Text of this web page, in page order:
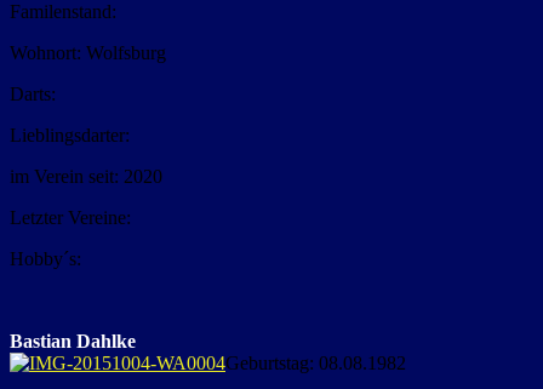
Familenstand:
Wohnort: Wolfsburg
Darts:
Lieblingsdarter:
im Verein seit: 2020
Letzter Vereine:
Hobby´s:
Bastian Dahlke
Geburtstag: 08.08.1982